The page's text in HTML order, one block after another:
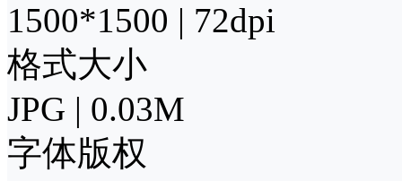
1500*1500 | 72dpi
格式大小
JPG | 0.03M
字体版权